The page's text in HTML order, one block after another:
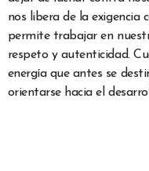
nos libera de la exigencia
permite trabajar en
respeto y autenticidad.
energía que antes se
orientarse hacia el